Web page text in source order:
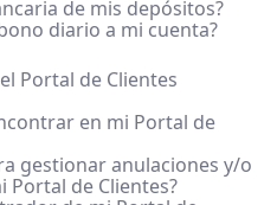
de mis depósitos?
diario a mi cuenta?
Portal de Clientes
en mi Portal de
gestionar anulaciones y/o
Portal de Clientes?